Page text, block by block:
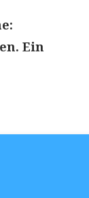
Ein